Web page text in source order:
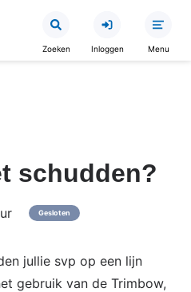
Zoeken Inloggen Menu
schudden?
Gesloten
jullie svp op een lijn
gebruik van de Trimbow,